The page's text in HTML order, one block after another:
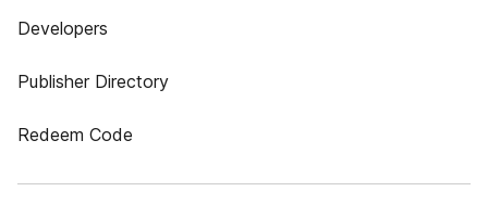
Developers
Publisher Directory
Redeem Code